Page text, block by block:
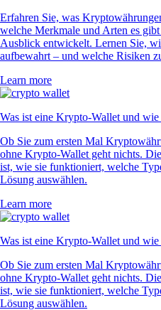
Erfahren Sie, was
welche Merkmale und Arten es
Ausblick entwickelt. Lernen Sie,
aufbewahrt – und welche Risiken
Learn more
Was ist eine Krypto-Wallet und
Ob Sie zum ersten Mal
ohne Krypto-Wallet geht nichts.
ist, wie sie funktioniert, welche
Lösung auswählen.
Learn more
Was ist eine Krypto-Wallet und
Ob Sie zum ersten Mal
ohne Krypto-Wallet geht nichts.
ist, wie sie funktioniert, welche
Lösung auswählen.